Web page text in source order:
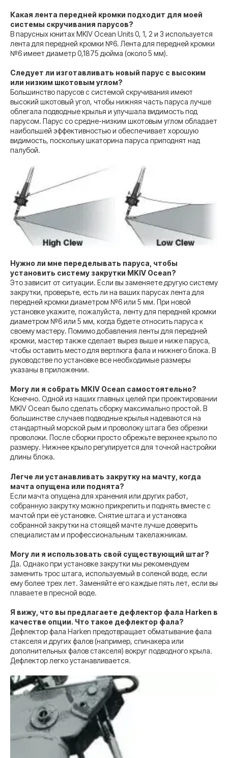
Какая лента передней кромки подходит для моей
системы скручивания парусов?
В парусных юнитах MKIV Ocean Units 0, 1, 2 и 3 используется
лента для передней кромки №6. Лента для передней кромки
№6 имеет диаметр 0,1875 дюйма (около 5 мм).
Следует ли изготавливать новый парус с высоким
или низким шкотовым углом?
Большинство парусов с системой скручивания имеют
высокий шкотовый угол, чтобы нижняя часть паруса лучше
облегала подводные крылья и улучшала видимость под
парусом. Парус со средне-низким шкотовым углом обладает
наибольшей эффективностью и обеспечивает хорошую
видимость, поскольку шкаторина паруса приподнят над
палубой.
Нужно ли мне переделывать паруса, чтобы
установить систему закрутки MKIV Ocean?
Это зависит от ситуации. Если вы заменяете другую систему
закрутки, проверьте, есть ли на ваших парусах лента для
передней кромки диаметром №6 или 5 мм. При новой
установке укажите, пожалуйста, ленту для передней кромки
диаметром №6 или 5 мм, когда будете относить паруса к
своему мастеру. Помимо добавления ленты для передней
кромки, мастер также сделает вырез выше и ниже паруса,
чтобы оставить место для вертлюга фала и нижнего блока. В
руководстве по установке все необходимые размеры
указаны в приложении.
Могу ли я собрать MKIV Ocean самостоятельно?
Конечно. Одной из наших главных целей при проектировании
MKIV Ocean было сделать сборку максимально простой. В
большинстве случаев подводные крылья надеваются на
стандартный морской рым и проволоку штага без обрезки
проволоки. После сборки просто обрежьте верхнее крыло по
размеру. Нижнее крыло регулируется для точной настройки
длины блока.
Легче ли устанавливать закрутку на мачту, когда
мачта опущена или поднята?
Если мачта опущена для хранения или других работ,
собранную закрутку можно прикрепить и поднять вместе с
мачтой при её установке. Снятие штага и установка
собранной закрутки на стоящей мачте лучше доверить
специалистам и профессиональным такелажникам.
Могу ли я использовать свой существующий штаг?
Да. Однако при установке закрутки мы рекомендуем
заменить трос штага, используемый в соленой воде, если
ему более трех лет. Заменяйте его каждые пять лет, если вы
плаваете в пресной воде.
Я вижу, что вы предлагаете дефлектор фала Harken в
качестве опции. Что такое дефлектор фала?
Дефлектор фала Harken предотвращает обматывание фала
стакселя и других фалов (например, спинакера или
дополнительных фалов стакселя) вокруг подводного крыла.
Дефлектор легко устанавливается.